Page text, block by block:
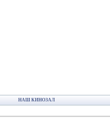
НАШ КИНОЗАЛ